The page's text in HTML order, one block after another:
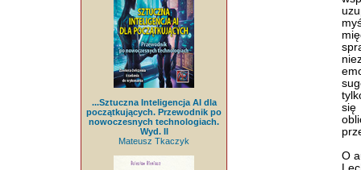
...Sztuczna Inteligencja AI dla
początkujących. Przewodnik po
nowoczesnych technologiach.
Wyd. II
Mateusz Tkaczyk
się
O